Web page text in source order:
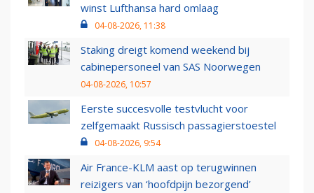
winst Lufthansa hard omlaag
04-08-2026, 11:38
Staking dreigt komend weekend bij
cabinepersoneel van SAS Noorwegen
04-08-2026, 10:57
Eerste succesvolle testvlucht voor
zelfgemaakt Russisch passagierstoestel
04-08-2026, 9:54
Air France-KLM aast op terugwinnen
reizigers van ‘hoofdpijn bezorgend’